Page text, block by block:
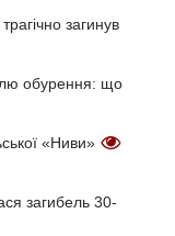
загинув
обурення: що
«Ниви»
загибель 30-